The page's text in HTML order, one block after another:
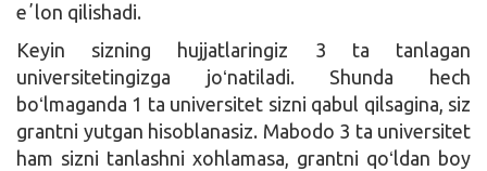
eʼlon qilishadi.
Keyin sizning hujjatlaringiz 3 ta tanlagan
universitetingizga joʻnatiladi. Shunda hech
boʻlmaganda 1 ta universitet sizni qabul qilsagina, siz
grantni yutgan hisoblanasiz. Mabodo 3 ta universitet
ham sizni tanlashni xohlamasa, grantni qoʻldan boy